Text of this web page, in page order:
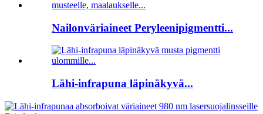
Nailonväriaineet Peryleenipigmentti...
Lähi-infrapuna läpinäkyvä...